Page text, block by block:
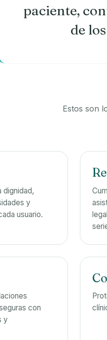
paciente,
de
Estos son
dignidad,
y
usuario.
con
y